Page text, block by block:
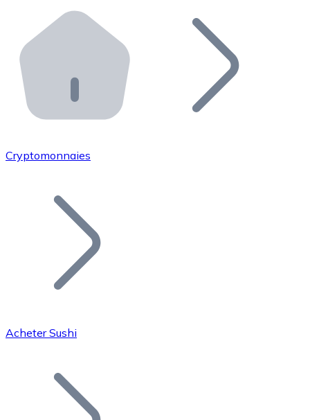
Distributeurs automatiques Bitnovo
Intégrez un ATM Bitnovo dans votre entreprise et
API Bitnovo
Intégrez notre API dans votre écosystème.
Rejoignez notre réseau de distributeurs et
Ajoutez le token de votre projet à notre service
Bitcoin
Cryptomonnaies
Acheter Sushi